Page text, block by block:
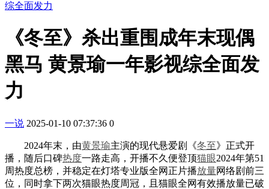
综全面发力
《冬至》杀出重围成年末现偶
黑马 黄景瑜一年影视综全面发
力
一说 2025-01-10 07:37:36 0
2024年末，由黄景瑜主演的现代悬爱剧《冬至》正式开
播，随后口碑热度一路走高，开播不久便登顶猫眼2024年第51
周热度总榜，并稳定在灯塔专业版全网正片播放量网络剧前三
位，同时拿下两次猫眼热度周冠，且猫眼全网有效播放量已破